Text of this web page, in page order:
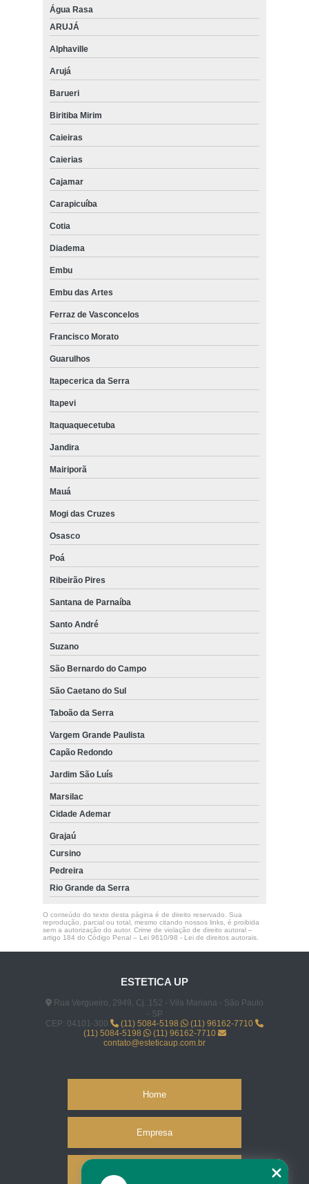
Água Rasa
ARUJÁ
Alphaville
Arujá
Barueri
Biritiba Mirim
Caieiras
Caierias
Cajamar
Carapicuíba
Cotia
Diadema
Embu
Embu das Artes
Ferraz de Vasconcelos
Francisco Morato
Guarulhos
Itapecerica da Serra
Itapevi
Itaquaquecetuba
Jandira
Mairiporã
Mauá
Mogi das Cruzes
Osasco
Poá
Ribeirão Pires
Santana de Parnaíba
Santo André
Suzano
São Bernardo do Campo
São Caetano do Sul
Taboão da Serra
Vargem Grande Paulista
Capão Redondo
Jardim São Luís
Marsilac
Cidade Ademar
Grajaú
Cursino
Pedreira
Rio Grande da Serra
O conteúdo do texto desta página é de direito reservado. Sua
reprodução, parcial ou total, mesmo citando nossos links, é proibida
sem a autorização do autor. Crime de violação de direito autoral –
artigo 184 do Código Penal – Lei 9610/98 - Lei de direitos autorais.
ESTETICA UP
Rua Vergueiro, 2949, Cj. 152 - Vila Mariana - São Paulo
- SP
CEP: 04101-300
(11) 5084-5198
(11) 96162-7710
(11) 5084-5198
(11) 96162-7710
contato@esteticaup.com.br
Home
Empresa